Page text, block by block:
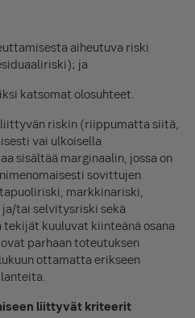
aiheutuva riski
ja
katsomat olosuhteet.
riskin (riippumatta siitä,
vai ulkoisella
sisältää marginaalin, jossa on
sovittujen
markkinariski,
tai selvitysriski sekä
kuuluvat kiinteänä osana
parhaan toteutuksen
ottamatta erikseen
liittyvät kriteerit